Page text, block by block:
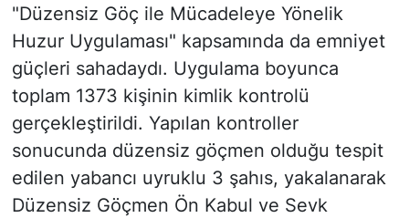
"Düzensiz Göç ile Mücadeleye Yönelik
Huzur Uygulaması" kapsamında da emniyet
güçleri sahadaydı. Uygulama boyunca
toplam 1373 kişinin kimlik kontrolü
gerçekleştirildi. Yapılan kontroller
sonucunda düzensiz göçmen olduğu tespit
edilen yabancı uyruklu 3 şahıs, yakalanarak
Düzensiz Göçmen Ön Kabul ve Sevk